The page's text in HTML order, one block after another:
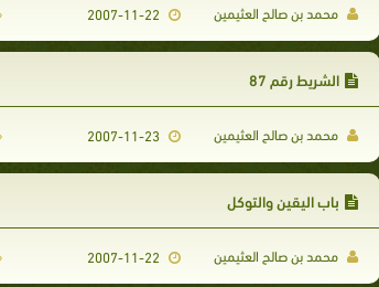
محمد بن صالح العثيمين
الشريط رقم 87
محمد بن صالح العثيمين
باب اليقين والتوكل
محمد بن صالح العثيمين